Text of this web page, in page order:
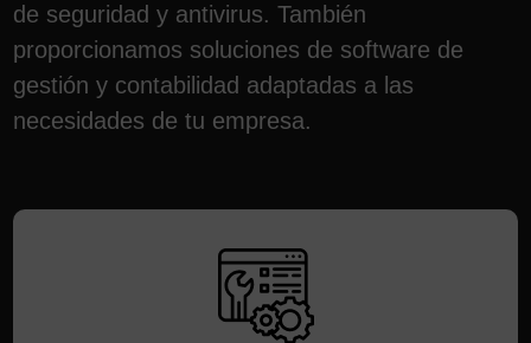
de seguridad y antivirus. También
proporcionamos soluciones de software de
gestión y contabilidad adaptadas a las
necesidades de tu empresa.